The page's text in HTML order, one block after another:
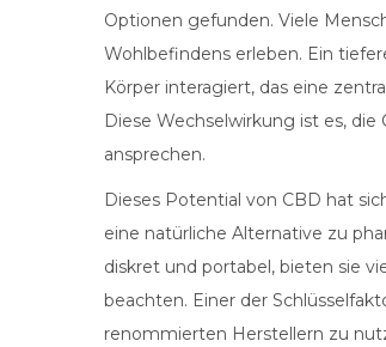
Optionen gefunden. Viele
Wohlbefindens erleben. Ein
Körper interagiert, das eine
Diese Wechselwirkung ist es,
ansprechen.
Dieses Potential von CBD hat
eine natürliche Alternative zu
diskret und portabel, bieten sie
beachten. Einer der
renommierten Herstellern zu